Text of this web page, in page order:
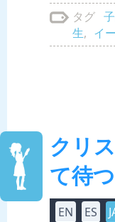
タグ
生, イ
クリ
て待つ
EN ES